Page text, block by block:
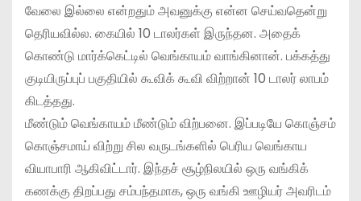
வேலை இல்லை என்றதும் அவனுக்கு என்ன செய்வதென்று
தெரியவில்ல. கையில் 10 டாலர்கள் இருந்தன. அதைக்
கொண்டு மார்க்கெட்டில் வெங்காயம் வாங்கினான். பக்கத்து
குடியிருப்புப் பகுதியில் கூவிக் கூவி விற்றான் 10 டாலர் லாபம்
கிடத்தது.
மீண்டும் வெங்காயம் மீண்டும் விற்பனை. இப்படியே கொஞ்சம்
கொஞ்சமாய் விற்று சில வருடங்களில் பெரிய வெங்காய
வியாபாரி ஆகிவிட்டார். இந்தச் சூழ்நிலயில் ஒரு வங்கிக்
கணக்கு திறப்பது சம்பந்தமாக, ஒரு வங்கி ஊழியர் அவரிடம்